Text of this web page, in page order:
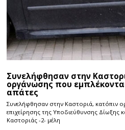
Συνελήφθησαν στην
οργάνωσης που
απάτες
Συνελήφθησαν στην Καστοριά, κατόπιν
επιχείρησης της Υποδιεύθυνσης Δίωξης
Καστοριάς -2- μέλη